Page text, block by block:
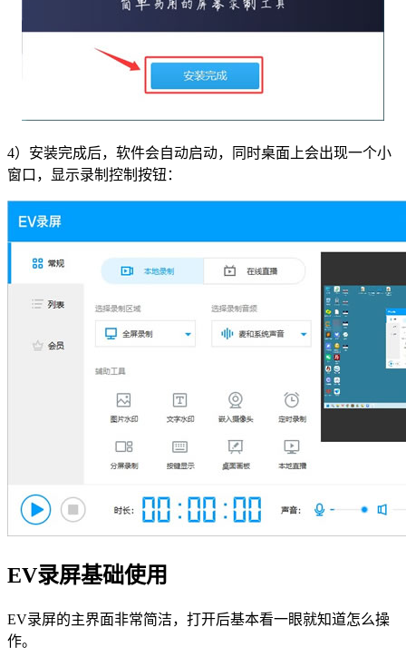
4）安装完成后，软件会自动启动，同时桌面上会出现一个小
窗口，显示录制控制按钮：
EV录屏基础使用
EV录屏的主界面非常简洁，打开后基本看一眼就知道怎么操
作。